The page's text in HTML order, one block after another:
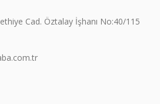
Cad. Öztalay İşhanı No:40/115